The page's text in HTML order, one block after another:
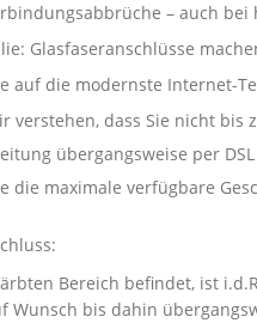
– auch bei
Glasfaseranschlüsse
auf die modernste Internet-
verstehen, dass Sie nicht
übergangsweise per
die maximale verfügbare
Bereich befindet, ist
Wunsch bis dahin